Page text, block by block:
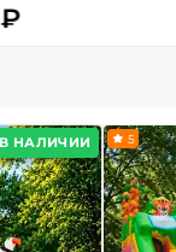
В НАЛИЧИИ 5